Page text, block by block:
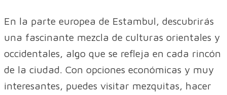
En la parte europea de Estambul, descubrirás
una fascinante mezcla de culturas orientales y
occidentales, algo que se refleja en cada rincón
de la ciudad. Con opciones económicas y muy
interesantes, puedes visitar mezquitas, hacer